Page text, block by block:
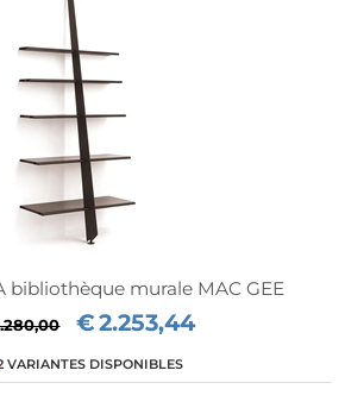
bibliothèque murale MAC GEE
€2.253,44